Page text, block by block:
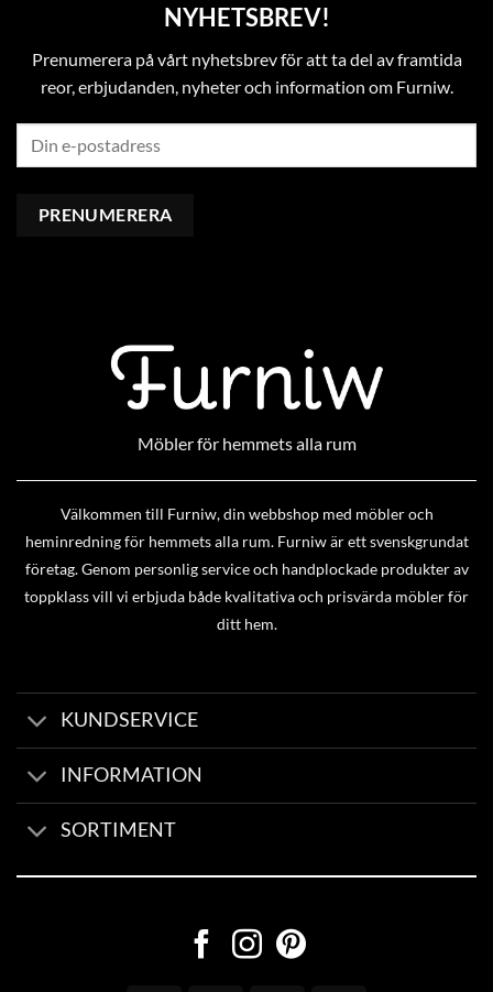
NYHETSBREV!
Prenumerera på vårt nyhetsbrev för att ta del av framtida
reor, erbjudanden, nyheter och information om Furniw.
Möbler för hemmets alla rum
Välkommen till Furniw, din webbshop med möbler och
heminredning för hemmets alla rum. Furniw är ett svenskgrundat
företag. Genom personlig service och handplockade produkter av
toppklass vill vi erbjuda både kvalitativa och prisvärda möbler för
ditt hem.
KUNDSERVICE
INFORMATION
SORTIMENT